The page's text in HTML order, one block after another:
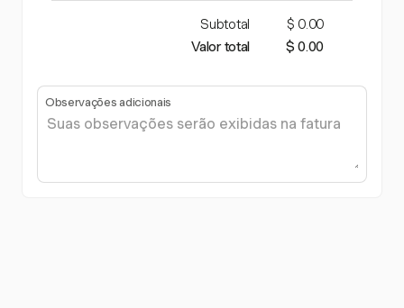
Subtotal
$ 0.00
Valor total
$ 0.00
Observações adicionais